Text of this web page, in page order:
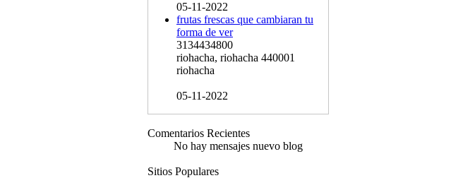
05-11-2022
frutas frescas que cambiaran tu
forma de ver
3134434800
riohacha, riohacha 440001
riohacha
05-11-2022
Comentarios Recientes
No hay mensajes nuevo blog
Sitios Populares